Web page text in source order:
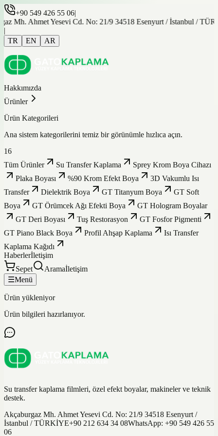
+90 549 426 55 06|
Mh. Ahmet Yesevi Cd. No: 21/9 34518 Esenyurt / İstanbul /
|
TR
EN AR
Hakkımızda
Ürünler
Ürün Kategorileri
Ana sistem kategorilerini temiz bir görünümle hızlıca açın.
16
Tüm Ürünler
Su Transfer Kaplama
Sprey Krom Boya Cihazı
Plaka Boyası
%90 Krom Efekt Boya
3D Vakumlu Isı
Transfer
Dielektrik Boya GT Titanyum Boya
GT Soft
Boya
GT Örümcek Ağı Efekti Boya
GT Hologram Boyalar
GT Deri Boyası
Tuş Restorasyon
GT Fosfor Pigmenti
GT Piano Black Boya
Profil Ahşap Kaplama
Isı Transfer
Kaplama Kağıdı
Haberlerİletişim
Sepet
Aramaİletişim
☰Menü
Ürün yükleniyor
Ürün bilgileri hazırlanıyor.
Su transfer kaplama filmleri, özel efekt boyalar, makineler ve teknik
destek.
Akçaburgaz Mh. Ahmet Yesevi Cd. No: 21/9 34518 Esenyurt /
İstanbul / TÜRKİYE+90 212 634 34 08WhatsApp: +90 549 426 55
06